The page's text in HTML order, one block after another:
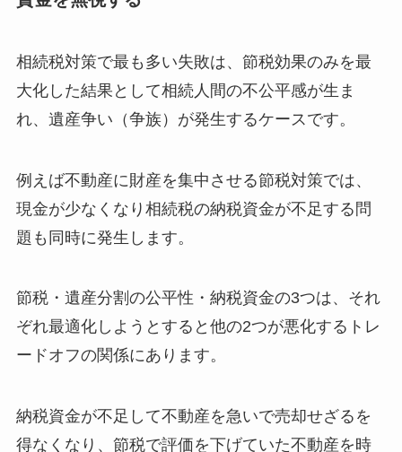
相続税対策で最も多い失敗は、節税効果のみを最
大化した結果として相続人間の不公平感が生ま
れ、遺産争い（争族）が発生するケースです。
例えば不動産に財産を集中させる節税対策では、
現金が少なくなり相続税の納税資金が不足する問
題も同時に発生します。
節税・遺産分割の公平性・納税資金の3つは、それ
ぞれ最適化しようとすると他の2つが悪化するトレ
ードオフの関係にあります。
納税資金が不足して不動産を急いで売却せざるを
得なくなり、節税で評価を下げていた不動産を時